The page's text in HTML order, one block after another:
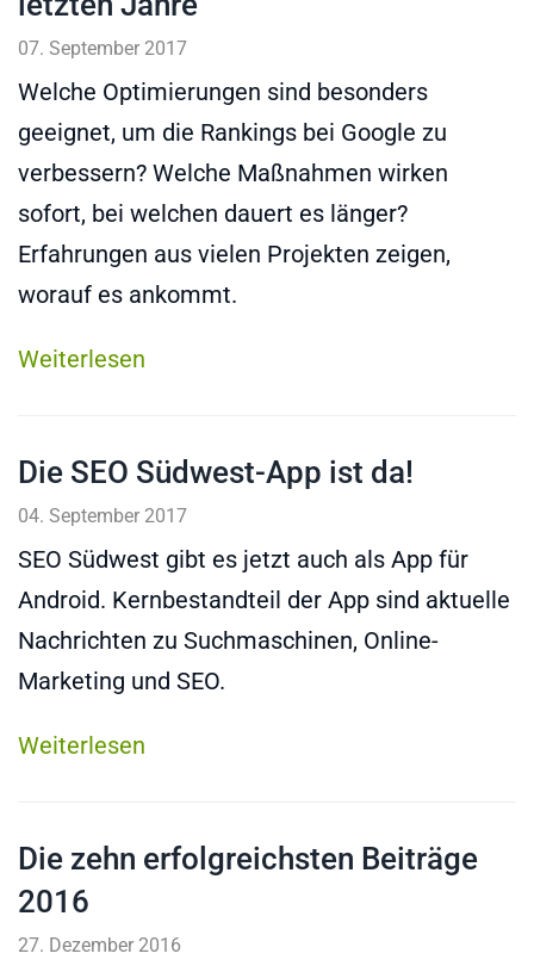
07. September 2017
Welche Optimierungen sind besonders
geeignet, um die Rankings bei Google zu
verbessern? Welche Maßnahmen wirken
sofort, bei welchen dauert es länger?
Erfahrungen aus vielen Projekten zeigen,
worauf es ankommt.
Weiterlesen
Die SEO Südwest-App ist da!
04. September 2017
SEO Südwest gibt es jetzt auch als App für
Android. Kernbestandteil der App sind aktuelle
Nachrichten zu Suchmaschinen, Online-
Marketing und SEO.
Weiterlesen
Die zehn erfolgreichsten Beiträge
2016
27. Dezember 2016